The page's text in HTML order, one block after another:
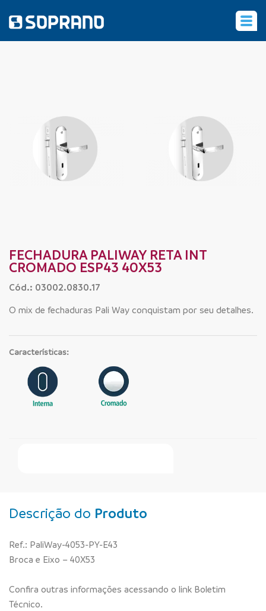
FECHADURA PALIWAY RETA INT
CROMADO ESP43 40X53
Cód.: 03002.0830.17
O mix de fechaduras Pali Way conquistam por seu detalhes.
Características:
Descrição do Produto
Ref.: PaliWay-4053-PY-E43
Broca e Eixo – 40X53
Confira outras informações acessando o link Boletim
Técnico.